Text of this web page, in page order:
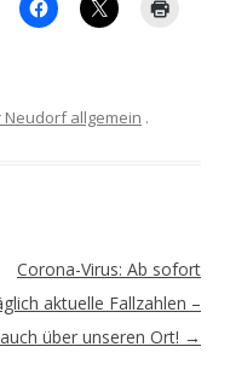
Neudorf allgemein .
Corona-Virus: Ab sofort
aktuelle Fallzahlen –
auch über unseren Ort! →